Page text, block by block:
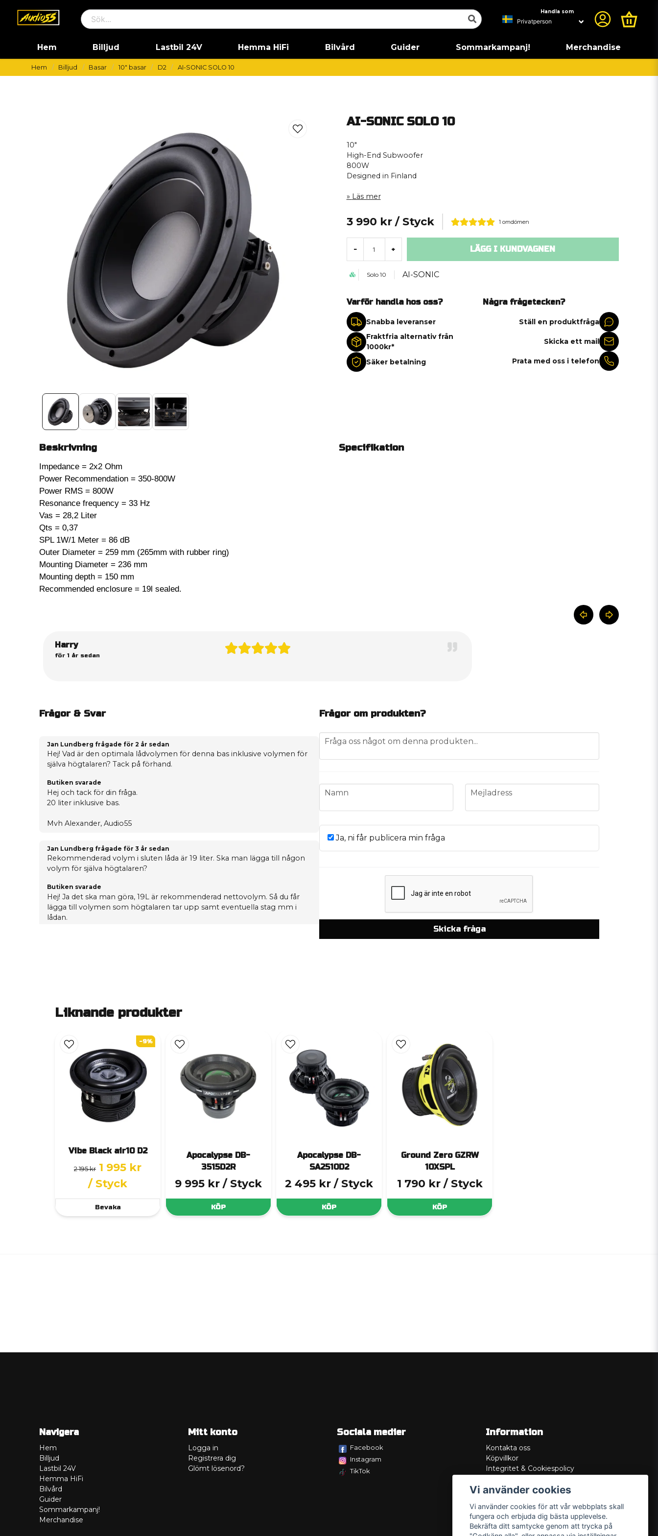
Handla som
Hem Billjud Lastbil 24V Hemma HiFi Bilvård Guider Sommarkampanj! Merchandise
Hem Billjud Basar 10" basar D2 AI-SONIC SOLO 10
AI-SONIC SOLO 10
10″
High-End Subwoofer
800W
Designed in Finland
Läs mer
3 990 kr / Styck 1 omdömen
- + LÄGG I KUNDVAGNEN
Solo 10 AI-SONIC
Varför handla hos oss?
Snabba leveranser
Fraktfria alternativ från
1000kr*
Säker betalning
Några frågetecken?
Ställ en produktfråga
Skicka ett mail
Prata med oss i telefon
Beskrivning
Impedance = 2x2 Ohm
Power Recommendation = 350-800W
Power RMS = 800W
Resonance frequency = 33 Hz
Vas = 28,2 Liter
Qts = 0,37
SPL 1W/1 Meter = 86 dB
Outer Diameter = 259 mm (265mm with rubber ring)
Mounting Diameter = 236 mm
Mounting depth = 150 mm
Recommended enclosure = 19l sealed.
Specifikation
Harry
för 1 år sedan
Frågor & Svar
Jan Lundberg frågade för 2 år sedan
Hej! Vad är den optimala lådvolymen för denna bas inklusive volymen för
själva högtalaren? Tack på förhand.
Butiken svarade
Hej och tack för din fråga.
20 liter inklusive bas.
Mvh Alexander, Audio55
Jan Lundberg frågade för 3 år sedan
Rekommenderad volym i sluten låda är 19 liter. Ska man lägga till någon
volym för själva högtalaren?
Butiken svarade
Hej! Ja det ska man göra, 19L är rekommenderad nettovolym. Så du får
lägga till volymen som högtalaren tar upp samt eventuella stag mm i
lådan.
Frågor om produkten?
question
Fråga oss något om denna produkten...
name
Namn email
Mejladress
Ja, ni får publicera min fråga
Skicka fråga
Liknande produkter
Vibe Black air10 D2
2 195 kr 1 995 kr
/ Styck
Bevaka
-9%
Apocalypse DB-
3515D2R
9 995 kr / Styck
KÖP
Apocalypse DB-
SA2510D2
2 495 kr / Styck
KÖP
Ground Zero GZRW
10XSPL
1 790 kr / Styck
KÖP
Navigera
Hem
Billjud
Lastbil 24V
Hemma HiFi
Bilvård
Guider
Sommarkampanj!
Merchandise
Mitt konto
Logga in
Registrera dig
Glömt lösenord?
Sociala medier
Facebook
Instagram
TikTok
Information
Kontakta oss
Köpvillkor
Integritet & Cookiespolicy
Service/Garanti
Lådritning
Om oss
Vi använder cookies
Vi använder cookies för att vår webbplats skall
fungera och erbjuda dig bästa upplevelse.
Bekräfta ditt samtycke genom att trycka på